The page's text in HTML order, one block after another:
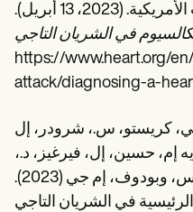
(2023، 13 أبريل).
https://www.heart.org/
attack/diagnosing-a-
كريستو، س.، شرودر، إل
إم، حسين، إل، فيرغيز، د.،
ألدانا بيتار، ج.، مانوبولو، في إس، وبودوف، إم جي (2023).